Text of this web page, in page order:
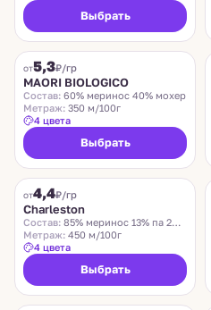
Выбрать
от5,3₽/гр
MAORI BIOLOGICO
Состав: 60% меринос 40% мохер
Метраж: 350 м/100г
4 цвета
Выбрать
от4,4₽/гр
Charleston
Состав: 85% меринос 13% па 2% эластан
Метраж: 450 м/100г
4 цвета
Выбрать